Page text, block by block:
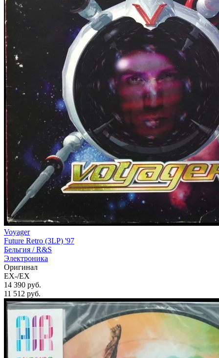
Voyager
Future Retro (3LP) '97
Бельгия /R&S
Электроника
Оригинал
EX-/EX
14 390 руб.
11 512 руб.